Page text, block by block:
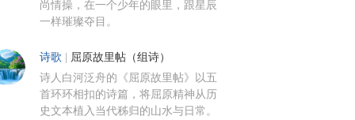
尚情操，在一个少年的眼里，跟星辰
一样璀璨夺目。
诗歌 屈原故里帖（组诗）
诗人白河泛舟的《屈原故里帖》以五
首环环相扣的诗篇，将屈原精神从历
史文本植入当代秭归的山水与日常。